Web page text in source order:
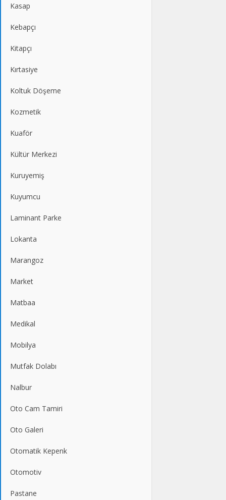
Kasap
Kebapçı
Kitapçı
Kırtasiye
Koltuk Döşeme
Kozmetik
Kuaför
Kültür Merkezi
Kuruyemiş
Kuyumcu
Laminant Parke
Lokanta
Marangoz
Market
Matbaa
Medikal
Mobilya
Mutfak Dolabı
Nalbur
Oto Cam Tamiri
Oto Galeri
Otomatik Kepenk
Otomotiv
Pastane